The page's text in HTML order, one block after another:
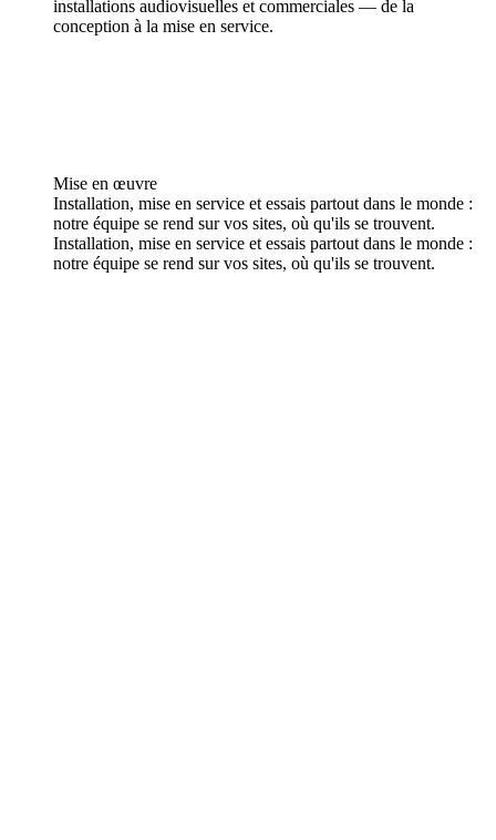
installations audiovisuelles et commerciales — de la
conception à la mise en service.
Mise en œuvre
Installation, mise en service et essais partout dans le monde :
notre équipe se rend sur vos sites, où qu'ils se trouvent.
Installation, mise en service et essais partout dans le monde :
notre équipe se rend sur vos sites, où qu'ils se trouvent.